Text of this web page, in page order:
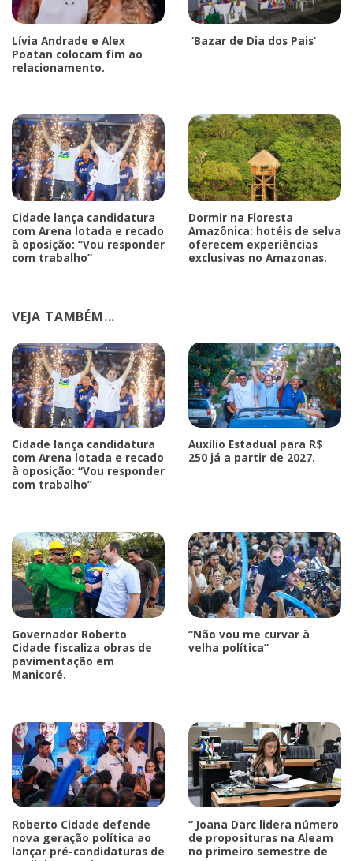
Lívia Andrade e Alex
Poatan colocam fim ao
relacionamento.
‘Bazar de Dia dos Pais’
Cidade lança candidatura
com Arena lotada e recado
à oposição: “Vou responder
com trabalho”
Dormir na Floresta
Amazônica: hotéis de selva
oferecem experiências
exclusivas no Amazonas.
VEJA TAMBÉM...
Cidade lança candidatura
com Arena lotada e recado
à oposição: “Vou responder
com trabalho”
Auxílio Estadual para R$
250 já a partir de 2027.
Governador Roberto
Cidade fiscaliza obras de
pavimentação em
Manicoré.
“Não vou me curvar à
velha política”
Roberto Cidade defende
nova geração política ao
lançar pré-candidaturas de
“ Joana Darc lidera número
de proposituras na Aleam
no primeiro semestre de